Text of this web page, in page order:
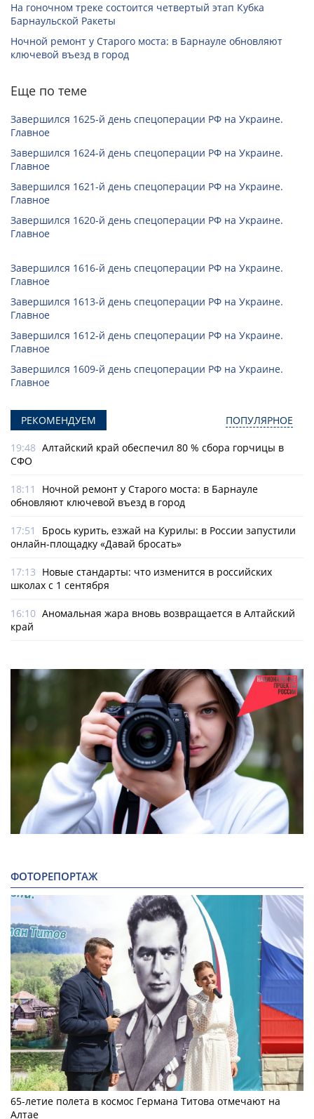
На гоночном треке состоится четвертый этап Кубка
Барнаульской Ракеты
Ночной ремонт у Старого моста: в Барнауле обновляют
ключевой въезд в город
Еще по теме
Завершился 1625-й день спецоперации РФ на Украине.
Главное
Завершился 1624-й день спецоперации РФ на Украине.
Главное
Завершился 1621-й день спецоперации РФ на Украине.
Главное
Завершился 1620-й день спецоперации РФ на Украине.
Главное
Завершился 1616-й день спецоперации РФ на Украине.
Главное
Завершился 1613-й день спецоперации РФ на Украине.
Главное
Завершился 1612-й день спецоперации РФ на Украине.
Главное
Завершился 1609-й день спецоперации РФ на Украине.
Главное
РЕКОМЕНДУЕМ ПОПУЛЯРНОЕ
19:48 Алтайский край обеспечил 80 % сбора горчицы в
СФО
18:11
Ночной ремонт у Старого моста: в Барнауле
обновляют ключевой въезд в город
17:51
Брось курить, езжай на Курилы: в России запустили
онлайн-­площадку «Давай бросать»
17:13 Новые стандарты: что изменится в российских
школах с 1 сентября
16:10 Аномальная жара вновь возвращается в Алтайский
край
ФОТОРЕПОРТАЖ
65-летие полета в космос Германа Титова отмечают на
Алтае